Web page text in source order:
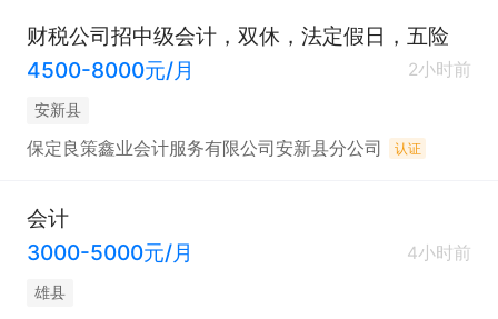
财税公司招中级会计，双休，法定假日，五险
4500-8000元/月
2小时前
安新县
保定良策鑫业会计服务有限公司安新县分公司 认证
会计
3000-5000元/月
4小时前
雄县